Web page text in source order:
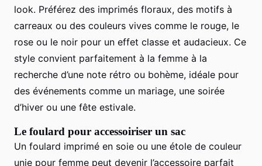
look. Préférez des imprimés floraux, des motifs à
carreaux ou des couleurs vives comme le rouge, le
rose ou le noir pour un effet classe et audacieux. Ce
style convient parfaitement à la femme à la
recherche d’une note rétro ou bohème, idéale pour
des événements comme un mariage, une soirée
d’hiver ou une fête estivale.
Le foulard pour accessoiriser un sac
Un foulard imprimé en soie ou une étole de couleur
unie pour femme peut devenir l’accessoire parfait